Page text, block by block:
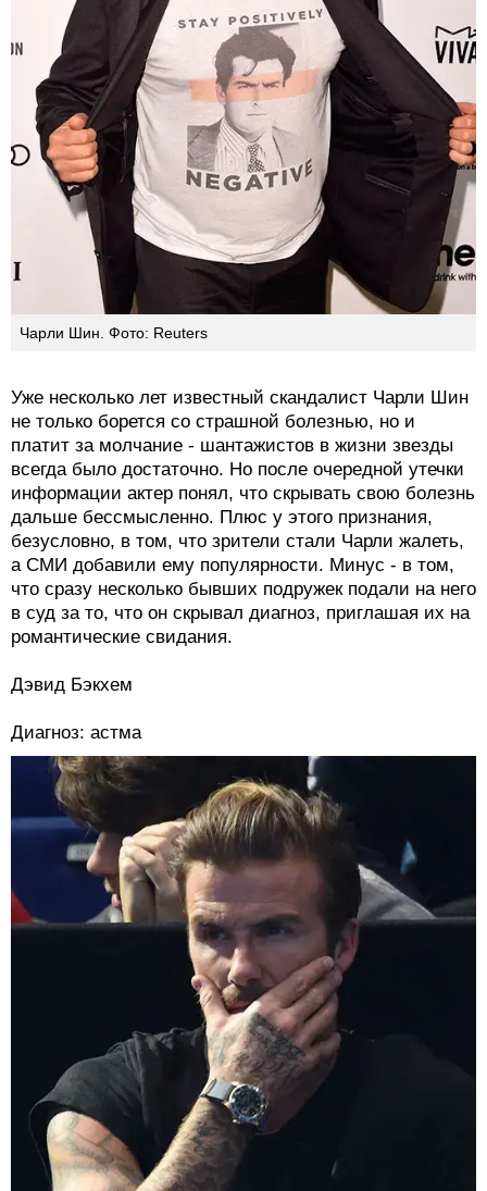
Чарли Шин. Фото: Reuters
Уже несколько лет известный скандалист Чарли Шин
не только борется со страшной болезнью, но и
платит за молчание - шантажистов в жизни звезды
всегда было достаточно. Но после очередной утечки
информации актер понял, что скрывать свою болезнь
дальше бессмысленно. Плюс у этого признания,
безусловно, в том, что зрители стали Чарли жалеть,
а СМИ добавили ему популярности. Минус - в том,
что сразу несколько бывших подружек подали на него
в суд за то, что он скрывал диагноз, приглашая их на
романтические свидания.
Дэвид Бэкхем
Диагноз: астма